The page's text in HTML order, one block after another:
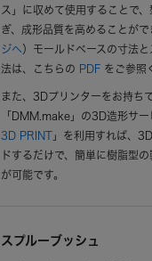
ス」に収めて使用することで
ぎ、成形品質を高めることがで
ジへ）モールドベースの寸法
法は、こちらの PDF をご参照
また、3Dプリンターをお持ち
「DMM.make」の3D造形サー
3D PRINT 」を利用すれば、
ドするだけで、簡単に樹脂型
が可能です。
スプルーブッシュ